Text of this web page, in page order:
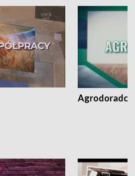
Agrodoradcy